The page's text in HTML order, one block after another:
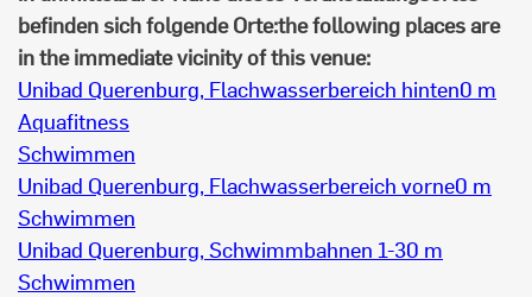
befinden sich folgende Orte:the following places are
in the immediate vicinity of this venue:
Unibad Querenburg, Flachwasserbereich hinten0 m
Aquafitness
Schwimmen
Unibad Querenburg, Flachwasserbereich vorne0 m
Schwimmen
Unibad Querenburg, Schwimmbahnen 1-30 m
Schwimmen